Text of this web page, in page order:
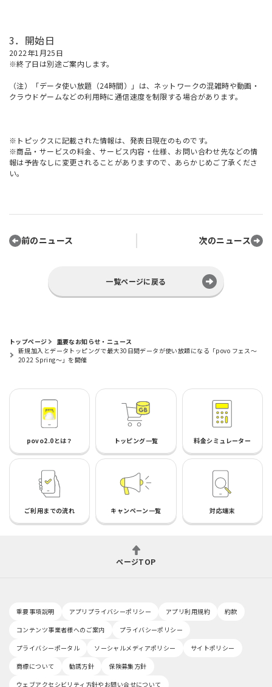
3．開始日
2022年1月25日
※終了日は別途ご案内します。
（注）「データ使い放題（24時間）」は、ネットワークの混雑時や動画・
クラウドゲームなどの利用時に通信速度を制限する場合があります。
※トピックスに記載された情報は、発表日現在のものです。
※商品・サービスの料金、サービス内容・仕様、お問い合わせ先などの情
報は予告なしに変更されることがありますので、あらかじめご了承くださ
い。
前のニュース 次のニュース
一覧ページに戻る
トップページ
重要なお知らせ・ニュース
新規加入とデータトッピングで最大30日間データが使い放題になる「povo フェス～
2022 Spring～」を開催
povo2.0とは？ トッピング一覧 料金シミュレーター
ご利用までの流れ キャンペーン一覧 対応端末
ページTOP
重要事項説明 アプリプライバシーポリシー アプリ利用規約
約款
コンテンツ事業者様へのご案内
プライバシーポリシー
プライバシーポータル
ソーシャルメディアポリシー
サイトポリシー
商標について
勧誘方針
保険募集方針
ウェブアクセシビリティ方針やお問い合せについて